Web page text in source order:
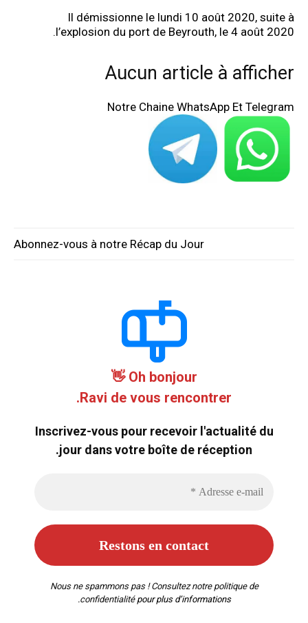
Il démissionne le lundi 10 août 2020, suite à
l’explosion du port de Beyrouth, le 4 août 2020.
Aucun article à afficher
Notre Chaine WhatsApp Et Telegram
Abonnez-vous à notre Récap du Jour
Oh bonjour 👋
Ravi de vous rencontrer.
Inscrivez-vous pour recevoir l'actualité du
jour dans votre boîte de réception.
Nous ne spammons pas ! Consultez notre politique de
confidentialitépour plus d’informations.